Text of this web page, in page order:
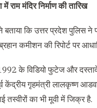
राम मंदिर निर्माण की तारिख
कि उत्तर प्रदेश पुलिस ने
कमीशन की रिपोर्ट पर
के विडियो फुटेज और
केंद्रीय गृहमंत्री लालकृष्ण
तस्वीरों का भी मूवी में जिक्र है.